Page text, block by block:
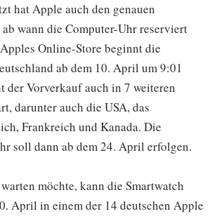
hat Apple auch den genauen
wann die Computer-Uhr reserviert
Online-Store beginnt die
ab dem 10. April um 9:01
der Vorverkauf auch in 7 weiteren
darunter auch die USA, das
Frankreich und Kanada. Die
soll dann ab dem 24. April erfolgen.
möchte, kann die Smartwatch
April in einem der 14 deutschen Apple